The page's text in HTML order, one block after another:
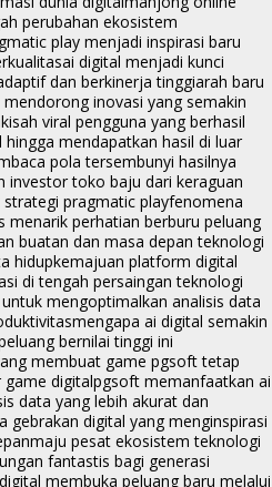
perubahan ekosistem
play menjadi inspirasi baru
ai digital menjadi kunci
dan berkinerja tinggiarah baru
inovasi yang semakin
kisah viral pengguna yang berhasil
mendapatkan hasil di luar
pola tersembunyi hasilnya
investor toko baju dari keraguan
pragmatic playfenomena
menarik perhatian berburu peluang
buatan dan masa depan teknologi
hidupkemajuan platform digital
di tengah persaingan teknologi
mengoptimalkan analisis data
mengapa ai digital semakin
bernilai tinggi ini
membuat game pgsoft tetap
game digitalpgsoft memanfaatkan ai
data yang lebih akurat dan
gebrakan digital yang menginspirasi
maju pesat ekosistem teknologi
fantastis bagi generasi
membuka peluang baru melalui